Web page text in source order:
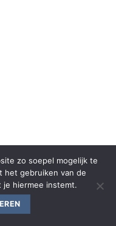
zo soepel mogelijk te
het gebruiken van de
hiermee instemt.